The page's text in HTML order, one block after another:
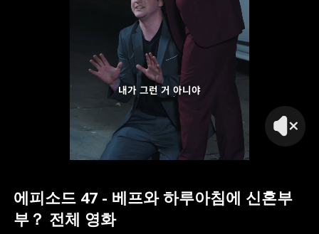
내가 그런 거 아니야
에피소드 47 - 베프와 하루아침에 신혼부
부？ 전체 영화